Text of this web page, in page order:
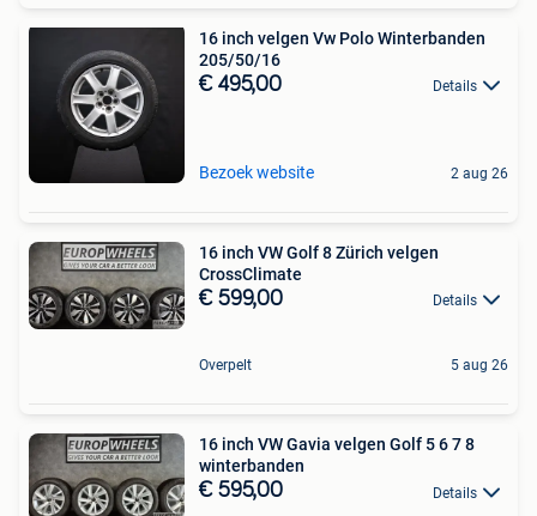
16 inch velgen Vw Polo Winterbanden
205/50/16
€ 495,00 Details
Bezoek website 2 aug 26
16 inch VW Golf 8 Zürich velgen
CrossClimate
€ 599,00 Details
Overpelt 5 aug 26
16 inch VW Gavia velgen Golf 5 6 7 8
winterbanden
€ 595,00 Details